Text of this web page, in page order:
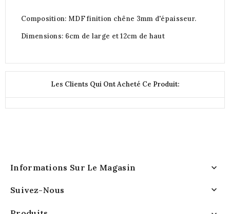
Composition: MDF finition chêne 3mm d'épaisseur.
Dimensions: 6cm de large et 12cm de haut
Les Clients Qui Ont Acheté Ce Produit:
Informations Sur Le Magasin 
Suivez-Nous 